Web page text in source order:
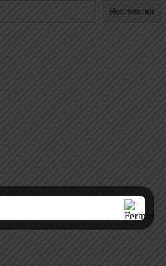
Rechercher